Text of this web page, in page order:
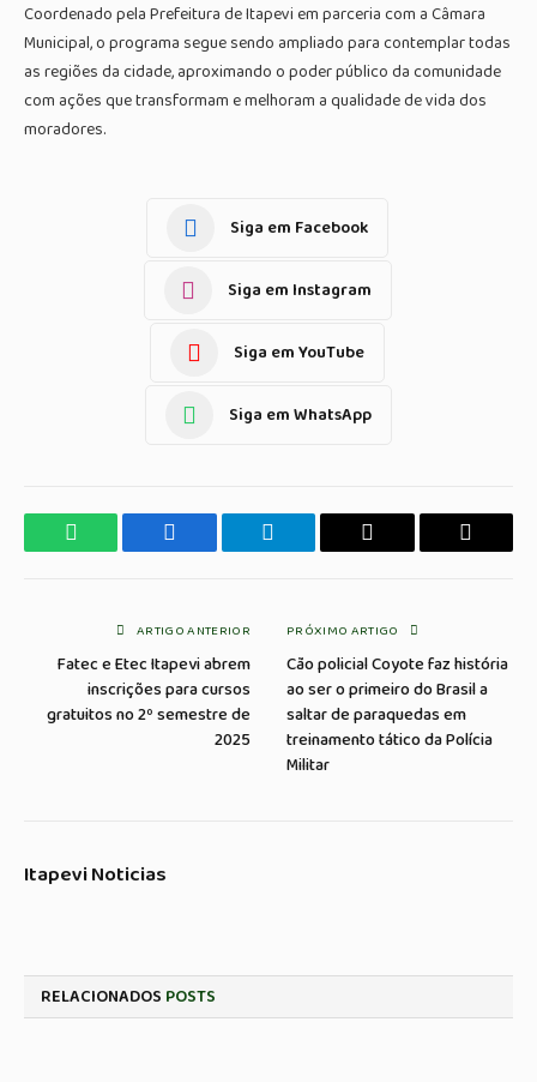
Coordenado pela Prefeitura de Itapevi em parceria com a Câmara
Municipal, o programa segue sendo ampliado para contemplar todas
as regiões da cidade, aproximando o poder público da comunidade
com ações que transformam e melhoram a qualidade de vida dos
moradores.
Siga em Facebook
Siga em Instagram
Siga em YouTube
Siga em WhatsApp
WhatsApp Facebook Telegrama Copiar
E-
ARTIGO ANTERIOR
Fatec e Etec Itapevi abrem
inscrições para cursos
gratuitos no 2º semestre de
2025
PRÓXIMO ARTIGO
Cão policial Coyote faz história
ao ser o primeiro do Brasil a
saltar de paraquedas em
treinamento tático da Polícia
Militar
Itapevi Noticias
RELACIONADOS POSTS